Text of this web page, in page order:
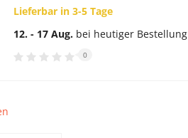
Lieferbar in 3-5 Tage
12. - 17 Aug. bei heutiger Bestellung
0